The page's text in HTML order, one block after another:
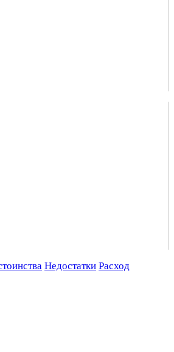
Недостатки Расход